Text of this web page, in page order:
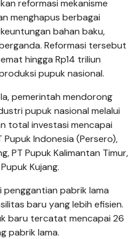
reformasi mekanisme
menghapus berbagai
bahan baku,
Reformasi tersebut
hingga Rp14 triliun
pupuk nasional.
pemerintah mendorong
pupuk nasional melalui
total investasi mencapai
Indonesia (Persero),
PT Pupuk Kalimantan Timur,
Kujang.
penggantian pabrik lama
baru yang lebih efisien.
baru tercatat mencapai 26
pabrik lama.